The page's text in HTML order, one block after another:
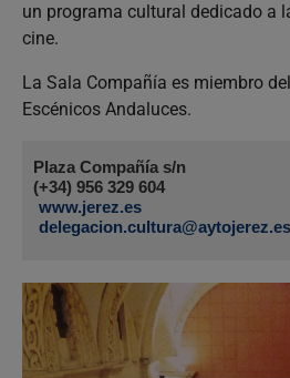
un programa cultural dedicado a
cine.
La Sala Compañía es miembro
Escénicos Andaluces.
Plaza Compañía s/n
(+34) 956 329 604
www.jerez.es
delegacion.cultura@aytojerez.es